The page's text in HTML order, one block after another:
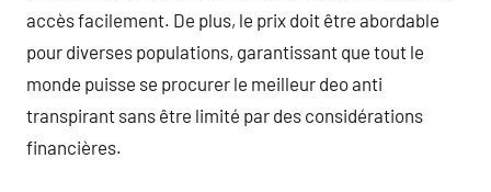
accès facilement. De plus, le prix doit être abordable
pour diverses populations, garantissant que tout le
monde puisse se procurer le meilleur deo anti
transpirant sans être limité par des considérations
financières.